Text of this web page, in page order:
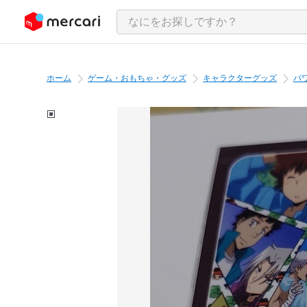
ツにスキップ
ホーム ゲーム・おもちゃ・グッズ キャラクターグッズ パ